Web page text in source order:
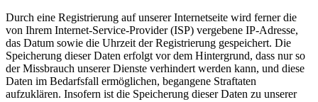
Durch eine Registrierung auf unserer Internetseite wird ferner die
von Ihrem Internet-Service-Provider (ISP) vergebene IP-Adresse,
das Datum sowie die Uhrzeit der Registrierung gespeichert. Die
Speicherung dieser Daten erfolgt vor dem Hintergrund, dass nur so
der Missbrauch unserer Dienste verhindert werden kann, und diese
Daten im Bedarfsfall ermöglichen, begangene Straftaten
aufzuklären. Insofern ist die Speicherung dieser Daten zu unserer